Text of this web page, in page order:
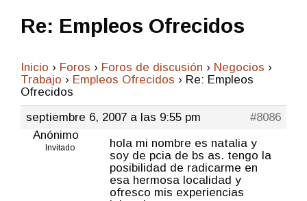
Re: Empleos Ofrecidos
Inicio › Foros › Foros de discusión › Negocios ›
Trabajo › Empleos Ofrecidos › Re: Empleos
Ofrecidos
septiembre 6, 2007 a las 9:55 pm
#8086
Anónimo
Invitado
hola mi nombre es natalia y
soy de pcia de bs as. tengo la
posibilidad de radicarme en
esa hermosa localidad y
ofresco mis experiencias